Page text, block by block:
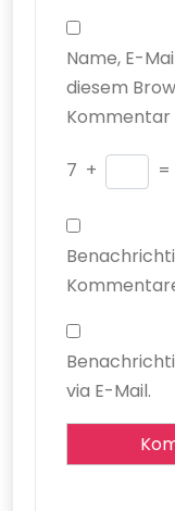
Name, E-
diesem
Kommentar
7 + =
via E-Mail.